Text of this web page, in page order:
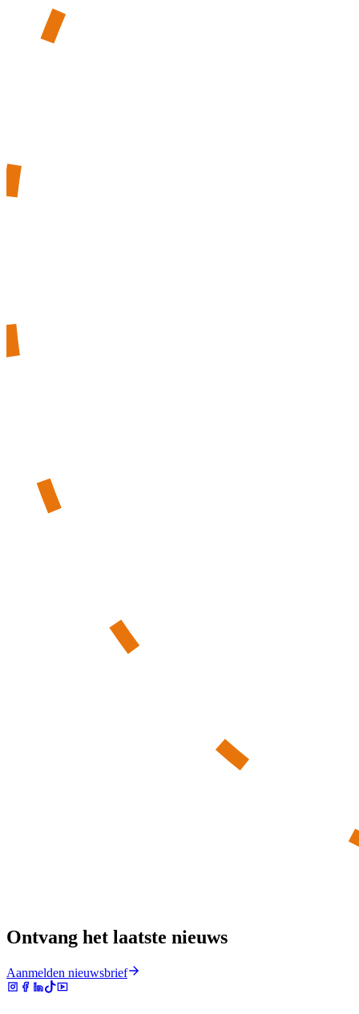
Ontvang het laatste nieuws
Aanmelden nieuwsbrief